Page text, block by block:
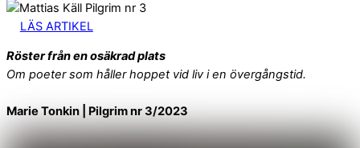
LÄS ARTIKEL
Röster från en osäkrad plats
Om poeter som håller hoppet vid liv i en övergångstid.
Marie Tonkin | Pilgrim nr 3/2023